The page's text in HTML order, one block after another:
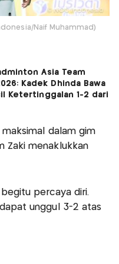
Naif Muhammad)
Asia Team
Kadek Dhinda Bawa
Ketertinggalan 1-2 dari
dalam gim
Zaki menaklukkan
percaya diri.
unggul 3-2 atas